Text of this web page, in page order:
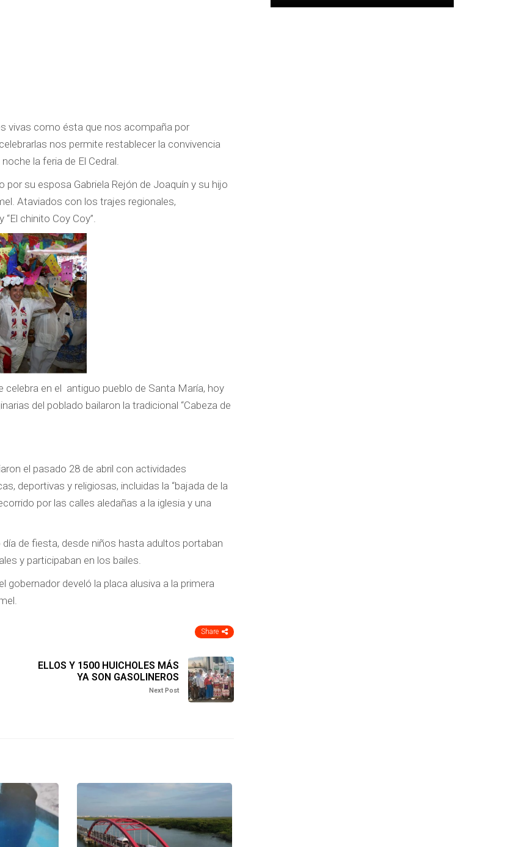
vivas como ésta que nos acompaña por
nos permite restablecer la convivencia
la feria de El Cedral.
su esposa Gabriela Rejón de Joaquín y su hijo
Ataviados con los trajes regionales,
chinito Coy Coy”.
en el antiguo pueblo de Santa María, hoy
del poblado bailaron la tradicional “Cabeza de
el pasado 28 de abril con actividades
deportivas y religiosas, incluidas la “bajada de la
por las calles aledañas a la iglesia y una
día de fiesta, desde niños hasta adultos portaban
y participaban en los bailes.
gobernador develó la placa alusiva a la primera
Share
ELLOS Y 1500 HUICHOLES MÁS
YA SON GASOLINEROS
Next Post